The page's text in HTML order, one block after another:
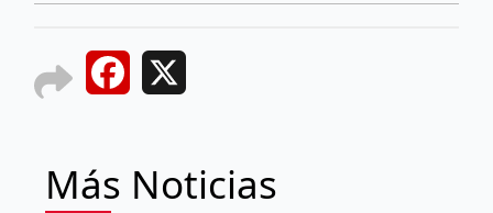
Facebook
Más Noticias